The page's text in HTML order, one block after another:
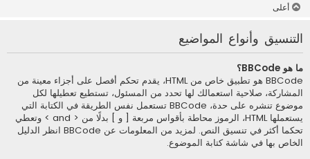
أعلى
التنسيق وأنواع المواضيع
ما هو BBCode؟
BBCode هو تطبيق خاص من HTML، يقدم تحكم أفصل على أجزاء معينة من
المشاركة، صلاحية استعمالك لها تحدد من المسئول، تستطيع تعطيلها لكل
موضوع تنشره على حدة، BBCode تستعمل نفس الطريقة في الكتابة التي
يستعملها HTML، الرموز محاطة بأقواس مربعة [ و ] بدلًا من < and > وتعطي
تحكما أكثر في تنسيق النص. لمزيد من المعلومات عن BBCode انظر الدليل
الخاص بها في شاشة كتابة الموضوع.